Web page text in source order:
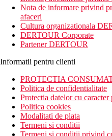
Hotelul ofera cazare
scufundari. Micul dejun este
mobilate, au aer conditionat
are vedere la mare, piscina
Distanta
44 km distanta de
Descrierea camerei
Camerele dispun de:
uscator de par
lenjerie de pat
Wifi
Nota de informare privind
afaceri
Cultura organizationala
DERTOUR Corporate
Partener DERTOUR
Informatii pentru clienti
PROTECTIA
Politica de confidentialitate
Protectia datelor cu caracter
Politica cookies
Modalitati de plata
Termeni si conditii
Termeni si conditii privind